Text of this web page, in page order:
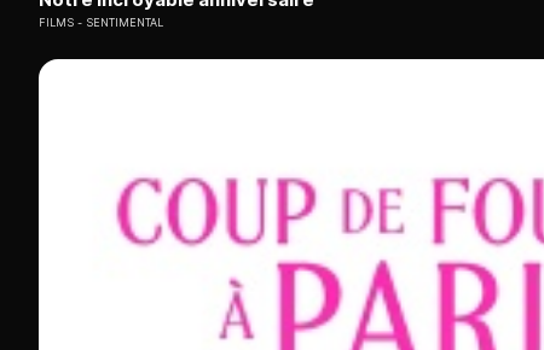
FILMS SENTIMENTAL